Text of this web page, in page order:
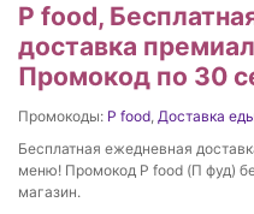
P food,
доставка
Промокод по 30
Промокоды: P food, Доставка еды
Бесплатная ежедневная
меню! Промокод P food (П фуд)
магазин.